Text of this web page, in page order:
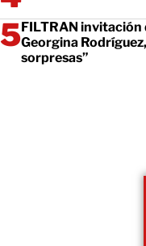
FILTRAN invitación
Georgina
sorpresas”